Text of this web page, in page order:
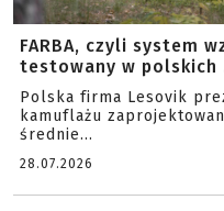
FARBA, czyli system
testowany w polskich
Polska firma Lesovik
kamuflażu
średnie...
28.07.2026